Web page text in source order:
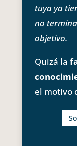
tuya ya
no
objetivo.
Quizá la
el motivo